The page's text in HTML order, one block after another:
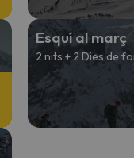
Esquí al març
2 nits + 2 Dies de